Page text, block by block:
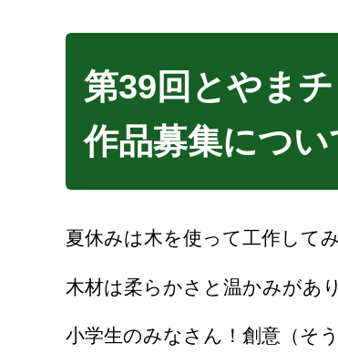
第39回とやま
作品募集につい
夏休みは木を使って工作して
木材は柔らかさと温かみがあ
小学生のみなさん！創意（そ